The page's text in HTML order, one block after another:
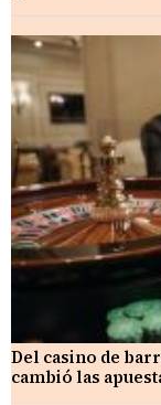
Del casino de
cambió las